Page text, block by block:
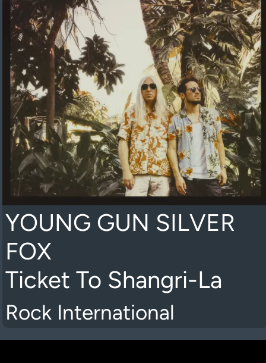
YOUNG GUN SILVER
FOX
Ticket To Shangri-La
Rock International